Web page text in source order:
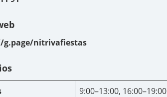
nitrivafiestas
9:00–13:00, 16:00–19:00